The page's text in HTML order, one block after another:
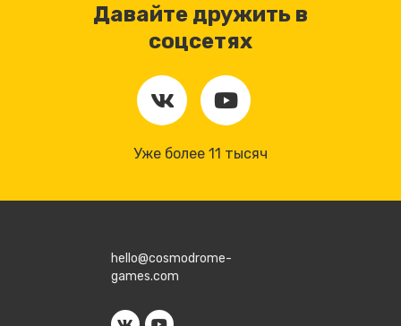
Давайте дружить в
соцсетях
Уже более 11 тысяч
hello@cosmodrome-
games.com